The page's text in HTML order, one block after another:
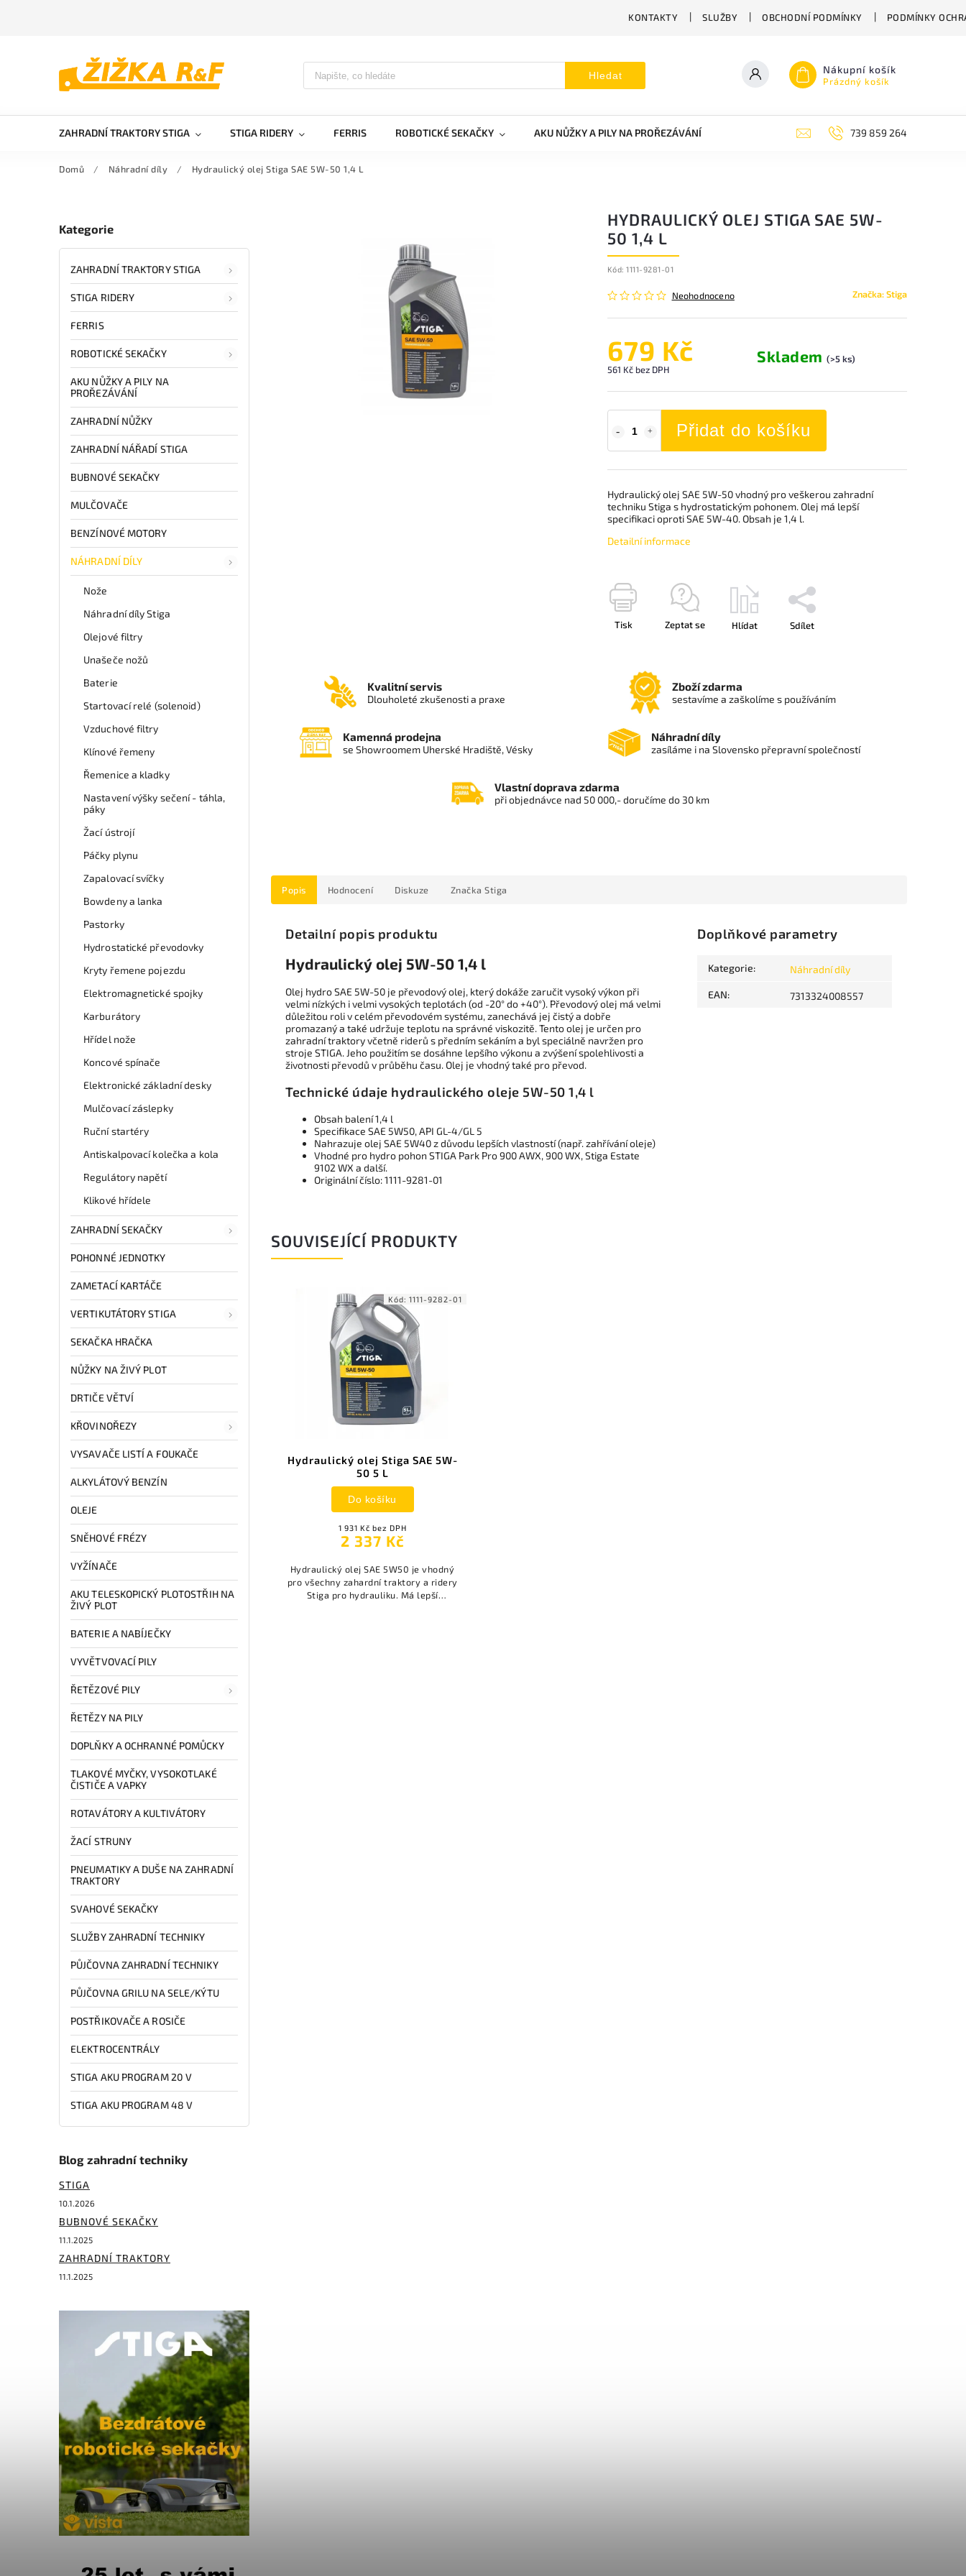
KONTAKTY SLUŽBY OBCHODNÍ PODMÍNKY PODMÍNKY
Hledat Nákupní košík
Prázdný košík
ZAHRADNÍ TRAKTORY STIGA STIGA RIDERY FERRIS ROBOTICKÉ SEKAČKY AKU NŮŽKY A PILY NA PROŘEZÁVÁNÍ ZAHRADNÍ NŮŽKY ZAHRADNÍ NÁŘADÍ STIGA
739 859 264
Domů / Náhradní díly / Hydraulický olej Stiga SAE 5W-50 1,4 L
Kategorie
ZAHRADNÍ TRAKTORY STIGA
STIGA RIDERY
FERRIS
ROBOTICKÉ SEKAČKY
AKU NŮŽKY A PILY NA
PROŘEZÁVÁNÍ
ZAHRADNÍ NŮŽKY
ZAHRADNÍ NÁŘADÍ STIGA
BUBNOVÉ SEKAČKY
MULČOVAČE
BENZÍNOVÉ MOTORY
NÁHRADNÍ DÍLY
Nože
Náhradní díly Stiga
Olejové filtry
Unašeče nožů
Baterie
Startovací relé (solenoid)
Vzduchové filtry
Klínové řemeny
Řemenice a kladky
Nastavení výšky sečení - táhla,
páky
Žací ústrojí
Páčky plynu
Zapalovací svíčky
Bowdeny a lanka
Pastorky
Hydrostatické převodovky
Kryty řemene pojezdu
Elektromagnetické spojky
Karburátory
Hřídel nože
Koncové spínače
Elektronické základní desky
Mulčovací záslepky
Ruční startéry
Antiskalpovací kolečka a kola
Regulátory napětí
Klikové hřídele
ZAHRADNÍ SEKAČKY
POHONNÉ JEDNOTKY
ZAMETACÍ KARTÁČE
VERTIKUTÁTORY STIGA
SEKAČKA HRAČKA
NŮŽKY NA ŽIVÝ PLOT
DRTIČE VĚTVÍ
KŘOVINOŘEZY
VYSAVAČE LISTÍ A FOUKAČE
ALKYLÁTOVÝ BENZÍN
OLEJE
SNĚHOVÉ FRÉZY
VYŽÍNAČE
AKU TELESKOPICKÝ PLOTOSTŘIH NA
ŽIVÝ PLOT
BATERIE A NABÍJEČKY
VYVĚTVOVACÍ PILY
ŘETĚZOVÉ PILY
ŘETĚZY NA PILY
DOPLŇKY A OCHRANNÉ POMŮCKY
TLAKOVÉ MYČKY, VYSOKOTLAKÉ
ČISTIČE A VAPKY
ROTAVÁTORY A KULTIVÁTORY
ŽACÍ STRUNY
PNEUMATIKY A DUŠE NA ZAHRADNÍ
TRAKTORY
SVAHOVÉ SEKAČKY
SLUŽBY ZAHRADNÍ TECHNIKY
PŮJČOVNA ZAHRADNÍ TECHNIKY
PŮJČOVNA GRILU NA SELE/KÝTU
POSTŘIKOVAČE A ROSIČE
ELEKTROCENTRÁLY
STIGA AKU PROGRAM 20 V
STIGA AKU PROGRAM 48 V
Blog zahradní techniky
STIGA
10.1.2026
BUBNOVÉ SEKAČKY
11.1.2025
ZAHRADNÍ TRAKTORY
11.1.2025
HYDRAULICKÝ OLEJ STIGA SAE 5W-
50 1,4 L
Kód: 1111-9281-01
Neohodnoceno Značka:Stiga
679 Kč
561 Kč bez DPH
Skladem(>5 ks)
Přidat do košíku
Hydraulický olej SAE 5W-50 vhodný pro veškerou zahradní
techniku Stiga s hydrostatickým pohonem. Olej má lepší
specifikaci oproti SAE 5W-40. Obsah je 1,4 l.
Detailní informace
Tisk Zeptat se Hlídat Sdílet
Kvalitní servis
Dlouholeté zkušenosti a praxe
Zboží zdarma
sestavíme a zaškolíme s používáním
Kamenná prodejna
se Showroomem Uherské Hradiště, Vésky
Náhradní díly
zasíláme i na Slovensko přepravní společností
Vlastní doprava zdarma
při objednávce nad 50 000,- doručíme do 30 km
Popis Hodnocení Diskuze Značka Stiga
Detailní popis produktu
Hydraulický olej 5W-50 1,4 l
Olej hydro SAE 5W-50 je převodový olej, který dokáže zaručit vysoký výkon při
velmi nízkých i velmi vysokých teplotách (od -20° do +40°). Převodový olej má velmi
důležitou roli v celém převodovém systému, zanechává jej čistý a dobře
promazaný a také udržuje teplotu na správné viskozitě. Tento olej je určen pro
zahradní traktory včetně riderů s předním sekáním a byl speciálně navržen pro
stroje STIGA. Jeho použitím se dosáhne lepšího výkonu a zvýšení spolehlivosti a
životnosti převodů v průběhu času. Olej je vhodný také pro převod.
Technické údaje hydraulického oleje 5W-50 1,4 l
Obsah balení 1,4 l
Specifikace SAE 5W50, API GL-4/GL 5
Nahrazuje olej SAE 5W40 z důvodu lepších vlastností (např. zahřívání oleje)
Vhodné pro hydro pohon STIGA Park Pro 900 AWX, 900 WX, Stiga Estate
9102 WX a další.
Originální číslo: 1111-9281-01
Doplňkové parametry
Kategorie: Náhradní díly
EAN: 7313324008557
SOUVISEJÍCÍ PRODUKTY
Hydraulický olej Stiga SAE 5W-
50 5 L
1 931 Kč bez DPH
2 337 Kč
Do košíku
Hydraulický olej SAE 5W50 je vhodný
pro všechny zahardní traktory a ridery
Stiga pro hydrauliku. Má lepší
Kód: 1111-9282-01